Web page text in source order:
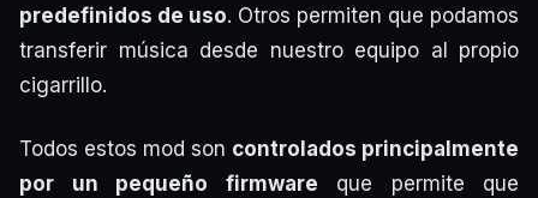
predefinidos de uso. Otros permiten que podamos
transferir música desde nuestro equipo al propio
cigarrillo.
Todos estos mod son controlados principalmente
por un pequeño firmware que permite que